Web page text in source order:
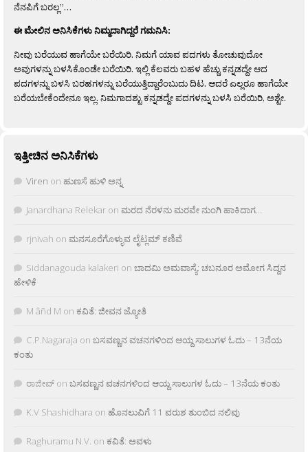
ನೆನಪಿಗೆ ಬರಲ್ಲ”…
ಈ ಮೇಲಿನ ಅನಿಸಿಕೆಗಳು ನಿಮ್ಮದಾಗಿದ್ದರೆ ಗಮನಿಸಿ:
ನೀವು ಬರೆಯುವ ಹಾಗೆಯೇ ಬರೆಯಿರಿ. ನಿಮಗೆ ಯಾವ ಪದಗಳು ತೋಚುವುದೋ
ಅವುಗಳನ್ನು ಬಳಸಿಕೊಂಡೇ ಬರೆಯಿರಿ. ಇಲ್ಲಿ ಕೆಲವರು ಬಹಳ ಹೆಚ್ಚು ಕನ್ನಡದ್ದೇ ಆದ
ಪದಗಳನ್ನು ಬಳಸಿ ಬರಹಗಳನ್ನು ಬರೆಯುತ್ತಿದ್ದಾರೆಂಬುದು ದಿಟ. ಆದರೆ ಎಲ್ಲರೂ ಹಾಗೆಯೇ
ಬರೆಯಬೇಕೆಂದೇನೂ ಇಲ್ಲ. ನಿಮಗಾದಶ್ಟು ಕನ್ನಡದ್ದೇ ಪದಗಳನ್ನು ಬಳಸಿ ಬರೆಯಿರಿ, ಅಶ್ಟೇ.
ಇತ್ತೀಚಿನ ಅನಿಸಿಕೆಗಳು
Viren on ಹುಣಸೆ ಹುಳಿ ಅನ್ನ
Janardhana Relekar on ಮರದ ನೆರಳನು ಮರವೇ ನುಂಗಿ ಹಾಕಿದಾಗ…
rjnivah on ಮನಸೂರೆಗೊಳ್ಳುವ ಲೈಟ್ಲಮ್ ಕಣಿವೆ
Siddanagouda kalakeri on ಬಾದಮಿ ಅಮವಾಸ್ಯೆ: ಚಬನೂರ ಅಮೋಗ ಸಿದ್ದನ
ಹೇಳಿಕೆ
M âñd M on ಕವಿತೆ: ಜೀವನ ಜ್ಯೋತಿ
C.P.Nagaraja on ಬಸವಣ್ಣನ ವಚನಗಳಿಂದ ಆಯ್ದ ಸಾಲುಗಳ ಓದು – 13ನೆಯ
ಕಂತು
ರಾಜೀವ್ on ಬಸವಣ್ಣನ ವಚನಗಳಿಂದ ಆಯ್ದ ಸಾಲುಗಳ ಓದು – 13ನೆಯ ಕಂತು
K.V Shashidhara on ಹೊನಲುವಿಗೆ 11 ವರುಶ ತುಂಬಿದ ನಲಿವು
Raghuramu N.V. on ಕವಿತೆ: ಅವಳು